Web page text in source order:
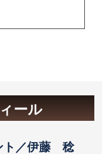
ール
ト／伊藤 稔